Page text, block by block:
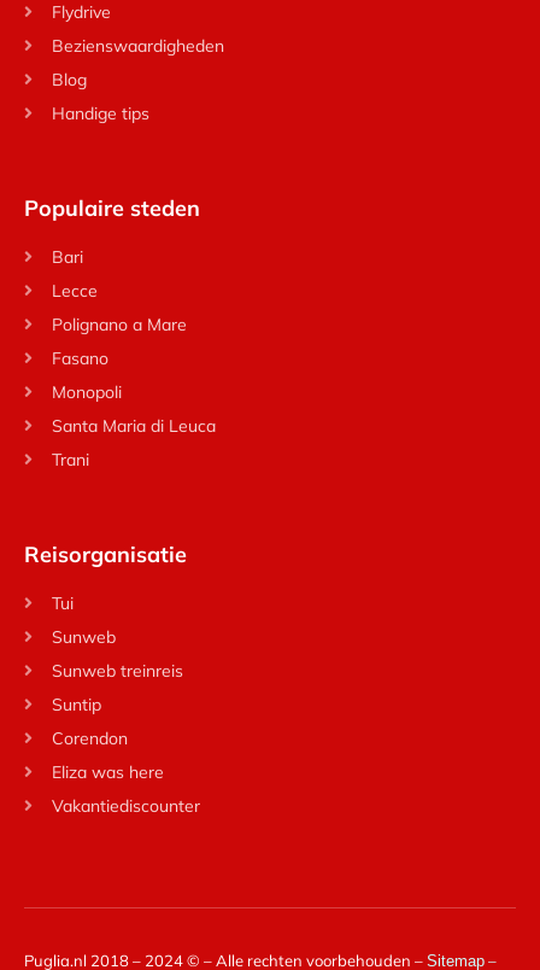
Flydrive
Bezienswaardigheden
Blog
Handige tips
Populaire steden
Bari
Lecce
Polignano a Mare
Fasano
Monopoli
Santa Maria di Leuca
Trani
Reisorganisatie
Tui
Sunweb
Sunweb treinreis
Suntip
Corendon
Eliza was here
Vakantiediscounter
Puglia.nl 2018 – 2024 © – Alle rechten voorbehouden – Sitemap –